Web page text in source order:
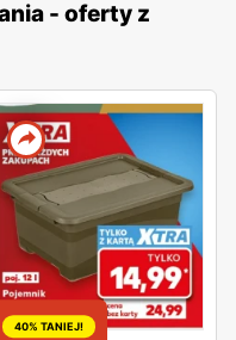
- oferty z
40% TANIEJ!